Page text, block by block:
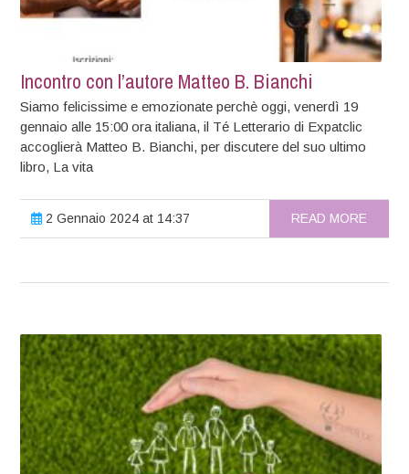
Incontro con l’autore Matteo B. Bianchi
Siamo felicissime e emozionate perchè oggi, venerdì 19
gennaio alle 15:00 ora italiana, il Té Letterario di Expatclic
accoglierà Matteo B. Bianchi, per discutere del suo ultimo
libro, La vita
2 Gennaio 2024 at 14:37 READ MORE